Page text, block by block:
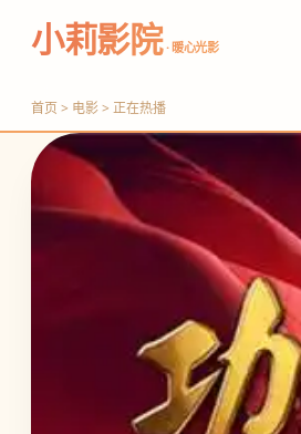
小莉影院· 暖心光影
首页 > 电影 > 正在热播